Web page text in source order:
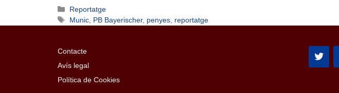
Reportatge
Munic PB Bayerischer, penyes reportatge
Contacte
Avís legal
Política de Cookies